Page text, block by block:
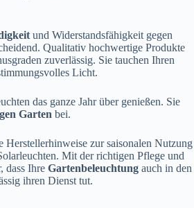
und Widerstandsfähigkeit gegen
Qualitativ hochwertige Produkte
zuverlässig. Sie tauchen Ihren
Licht.
das ganze Jahr über genießen. Sie
Garten bei.
Herstellerhinweise zur saisonalen Nutzung
Mit der richtigen Pflege und
dass Ihre Gartenbeleuchtung auch in den
ihren Dienst tut.